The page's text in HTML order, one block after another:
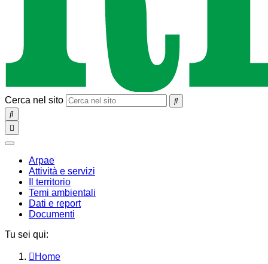
Cerca nel sito
SEARCH
Toggle
navigation
chiudi
Arpae
Attività e servizi
Il territorio
Temi ambientali
Dati e report
Documenti
Tu sei qui:
Home